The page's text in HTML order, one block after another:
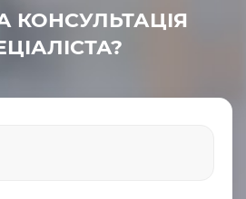
КОНСУЛЬТАЦІЯ